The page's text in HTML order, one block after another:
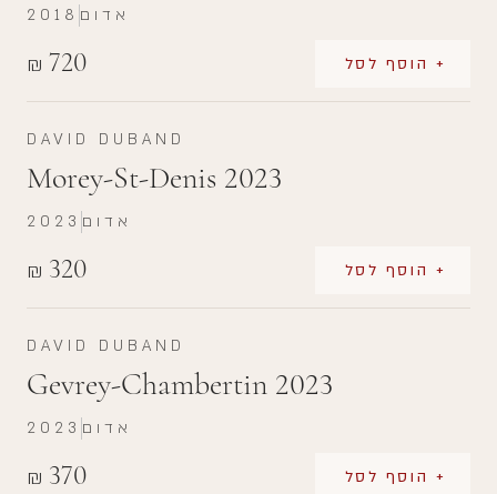
₪ 720 + הוסף לסל
2018 אדום
DAVID DUBAND
Morey-St-Denis 2023
₪ 320 + הוסף לסל
2023 אדום
DAVID DUBAND
Gevrey-Chambertin 2023
₪ 370 + הוסף לסל
2023 אדום